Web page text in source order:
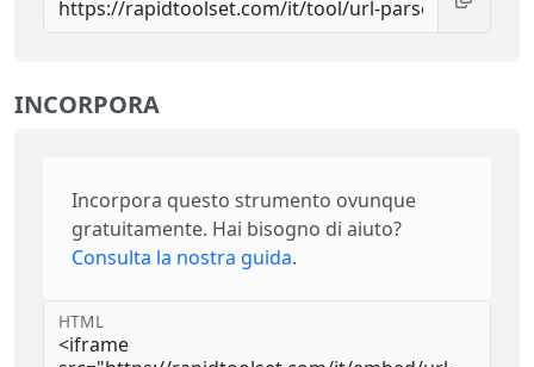
INCORPORA
Incorpora questo strumento ovunque
gratuitamente. Hai bisogno di aiuto?
Consulta la nostra guida.
HTML